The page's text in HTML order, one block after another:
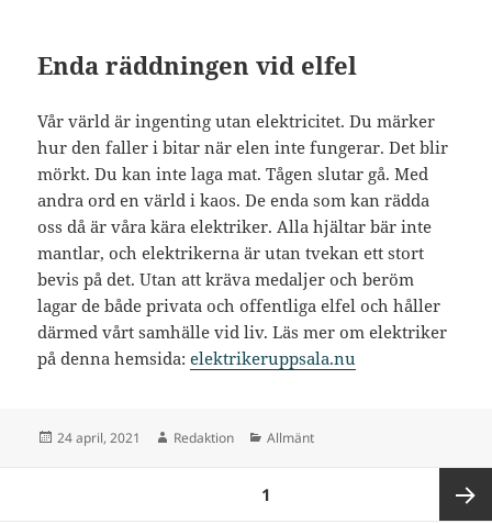
Enda räddningen vid elfel
Vår värld är ingenting utan elektricitet. Du märker
hur den faller i bitar när elen inte fungerar. Det blir
mörkt. Du kan inte laga mat. Tågen slutar gå. Med
andra ord en värld i kaos. De enda som kan rädda
oss då är våra kära elektriker. Alla hjältar bär inte
mantlar, och elektrikerna är utan tvekan ett stort
bevis på det. Utan att kräva medaljer och beröm
lagar de både privata och offentliga elfel och håller
därmed vårt samhälle vid liv. Läs mer om elektriker
på denna hemsida:elektrikeruppsala.nu
Postat
24 april, 2021 Författare
Redaktion Kategorier
Allmänt
1